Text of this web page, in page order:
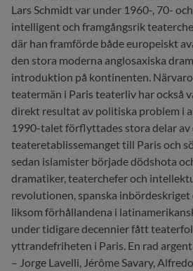
Lars Schmidt var under 1960-, 70-
intelligent och framgångsrik
där han framförde både europeiskt
den stora moderna anglosaxiska
introduktion på kontinenten.
teatermän i Paris teaterliv har också
direkt resultat av politiska problem i
1990-talet förflyttades stora delar av
teateretablissemanget till Paris och
sedan islamister började dödshota
dramatiker, teaterchefer och
revolutionen, spanska inbördeskriget
liksom förhållandena i
under tidigare decennier fått
yttrandefriheten i Paris. En rad
– Jorge Lavelli, Jérôme Savary,